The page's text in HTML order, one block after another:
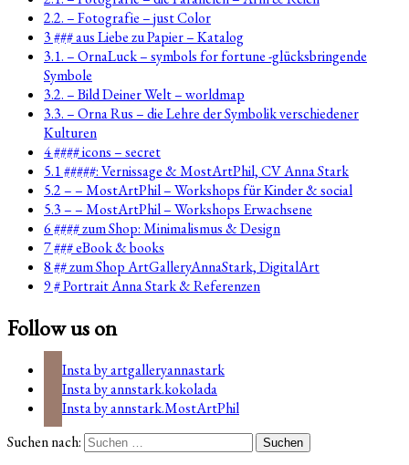
2.2. – Fotografie – just Color
3 ### aus Liebe zu Papier – Katalog
3.1. – OrnaLuck – symbols for fortune -glücksbringende
Symbole
3.2. – Bild Deiner Welt – worldmap
3.3. – Orna Rus – die Lehre der Symbolik verschiedener
Kulturen
4 #### icons – secret
5.1 #####: Vernissage & MostArtPhil, CV Anna Stark
5.2 – – MostArtPhil – Workshops für Kinder & social
5.3 – – MostArtPhil – Workshops Erwachsene
6 #### zum Shop: Minimalismus & Design
7 ### eBook & books
8 ## zum Shop ArtGalleryAnnaStark, DigitalArt
9 # Portrait Anna Stark & Referenzen
Follow us on
Insta by artgalleryannastark
Insta by annstark.kokolada
Insta by annstark.MostArtPhil
Suchen nach: